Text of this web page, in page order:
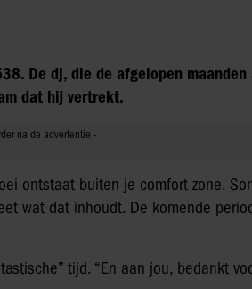
De dj, die de afgelopen
dat hij vertrekt.
ontstaat buiten je comfort zone.
wat dat inhoudt. De komende
tijd. “En aan jou, bedankt